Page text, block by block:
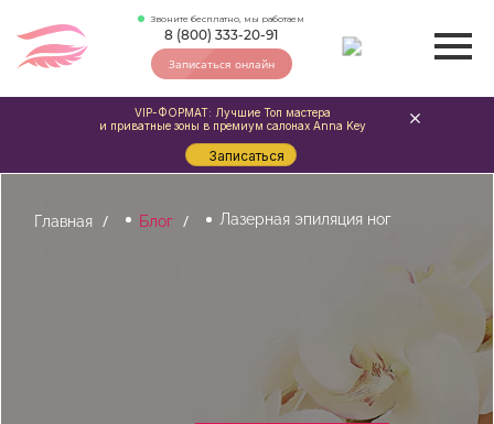
Звоните бесплатно, мы работаем
8 (800) 333-20-91
Записаться онлайн
Главная Блог Лазерная эпиляция ног
VIP-ФОРМАТ: Лучшие Топ мастера
и приватные зоны в премиум салонах Anna Key
Записаться